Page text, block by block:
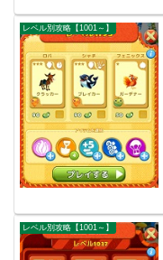
レベル別攻略【1001～】
レベル別攻略【1001～】